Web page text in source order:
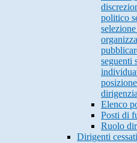
politico
seguenti
Elenco
Posti di
Ruolo
Dirigenti cessati